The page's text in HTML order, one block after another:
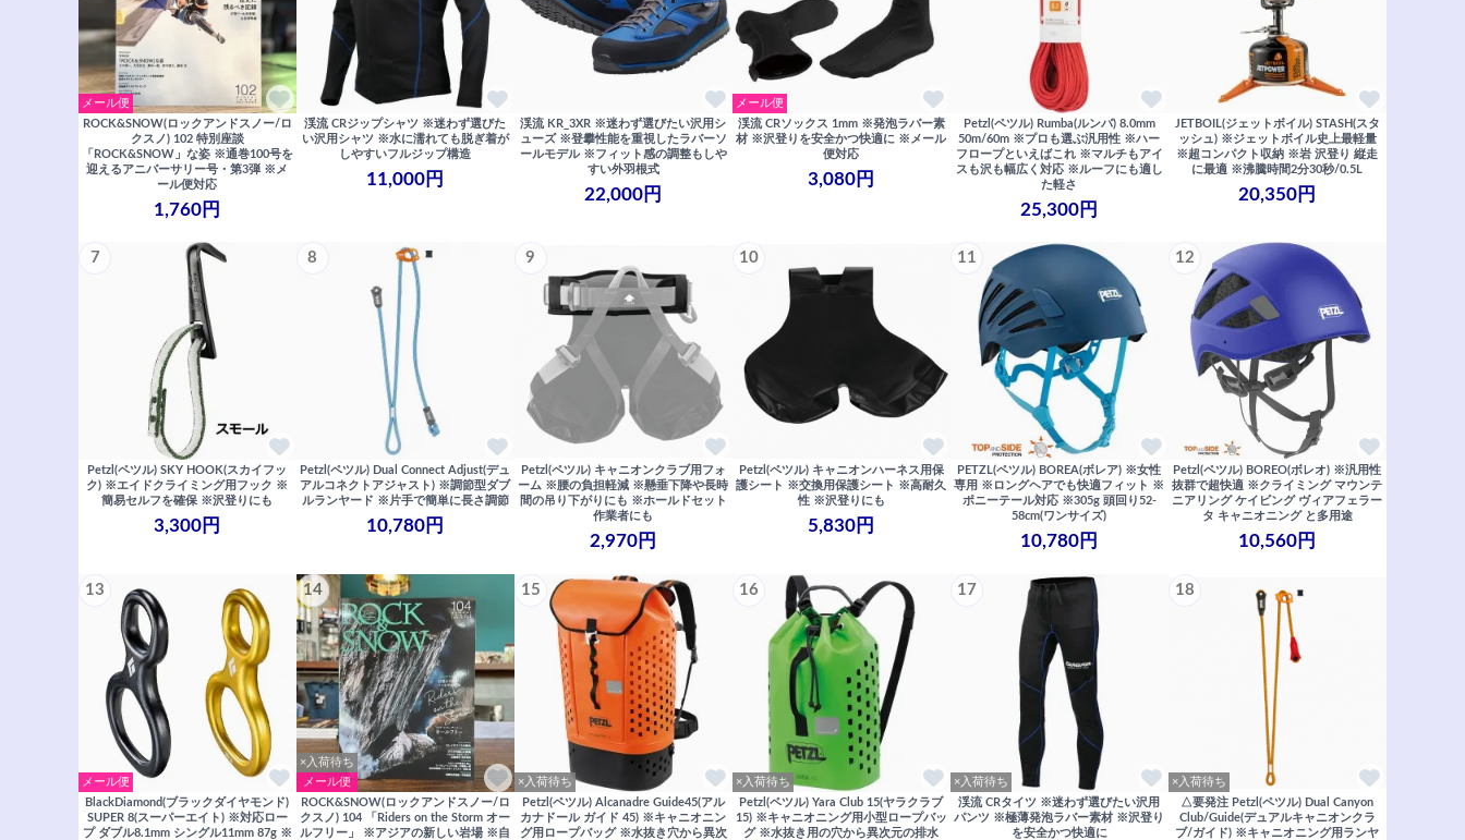
メール便
ROCK&SNOW(ロックアンドスノー/ロ
クスノ) 102 特別座談
「ROCK&SNOW」な姿 ※通巻100号を
迎えるアニバーサリー号・第3弾 ※メ
ール便対応
1,760円
渓流 CRジップシャツ ※迷わず選びた
い沢用シャツ ※水に濡れても脱ぎ着が
しやすいフルジップ構造
11,000円
渓流 KR_3XR ※迷わず選びたい沢用シ
ューズ ※登攀性能を重視したラバーソ
ールモデル ※フィット感の調整もしや
すい外羽根式
22,000円
メール便
渓流 CRソックス 1mm ※発泡ラバー素
材 ※沢登りを安全かつ快適に ※メール
便対応
3,080円
Petzl(ペツル) Rumba(ルンバ) 8.0mm
50m/60m ※プロも選ぶ汎用性 ※ハー
フロープといえばこれ ※マルチもアイ
スも沢も幅広く対応 ※ルーフにも適し
た軽さ
25,300円
JETBOIL(ジェットボイル) STASH(スタ
ッシュ) ※ジェットボイル史上最軽量
※超コンパクト収納 ※岩 沢登り 縦走
に最適 ※沸騰時間2分30秒/0.5L
20,350円
7
Petzl(ペツル) SKY HOOK(スカイフッ
ク) ※エイドクライミング用フック ※
簡易セルフを確保 ※沢登りにも
3,300円
8
Petzl(ペツル) Dual Connect Adjust(デュ
アルコネクトアジャスト) ※調節型ダブ
ルランヤード ※片手で簡単に長さ調節
10,780円
9
Petzl(ペツル) キャニオンクラブ用フォ
ーム ※腰の負担軽減 ※懸垂下降や長時
間の吊り下がりにも ※ホールドセット
作業者にも
2,970円
10
Petzl(ペツル) キャニオンハーネス用保
護シート ※交換用保護シート ※高耐久
性 ※沢登りにも
5,830円
11
PETZL(ペツル) BOREA(ボレア) ※女性
専用 ※ロングヘアでも快適フィット ※
ポニーテール対応 ※305g 頭回り52-
58cm(ワンサイズ)
10,780円
12
Petzl(ペツル) BOREO(ボレオ) ※汎用性
抜群で超快適 ※クライミング マウンテ
ニアリング ケイビング ヴィアフェラー
タ キャニオニング と多用途
10,560円
13
メール便
BlackDiamond(ブラックダイヤモンド)
SUPER 8(スーパーエイト) ※対応ロー
プ ダブル8.1mm シングル11mm 87g ※
14
×入荷待ち
メール便
ROCK&SNOW(ロックアンドスノー/ロ
クスノ) 104 「Riders on the Storm オー
ルフリー」 ※アジアの新しい岩場 ※自
15
×入荷待ち
Petzl(ペツル) Alcanadre Guide45(アル
カナドール ガイド 45) ※キャニオニン
グ用ロープバッグ ※水抜き穴から異次
16
×入荷待ち
Petzl(ペツル) Yara Club 15(ヤラクラブ
15) ※キャニオニング用小型ロープバッ
グ ※水抜き用の穴から異次元の排水
17
×入荷待ち
渓流 CRタイツ ※迷わず選びたい沢用
パンツ ※極薄発泡ラバー素材 ※沢登り
を安全かつ快適に
18
×入荷待ち
△要発注 Petzl(ペツル) Dual Canyon
Club/Guide(デュアルキャニオンクラ
ブ/ガイド) ※キャニオニング用ランヤ